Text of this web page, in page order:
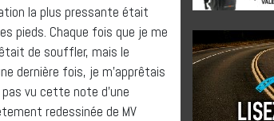
la plus pressante était
pieds. Chaque fois que je me
de souffler, mais le
dernière fois, je m’apprêtais
vu cette note d’une
redessinée de MV